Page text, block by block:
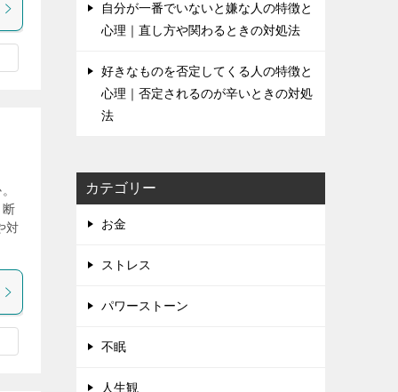
断
対
自分が一番でいないと嫌な人の特徴と
心理｜直し方や関わるときの対処法
好きなものを否定してくる人の特徴と
心理｜否定されるのが辛いときの対処
法
カテゴリー
お金
ストレス
パワーストーン
不眠
人生観